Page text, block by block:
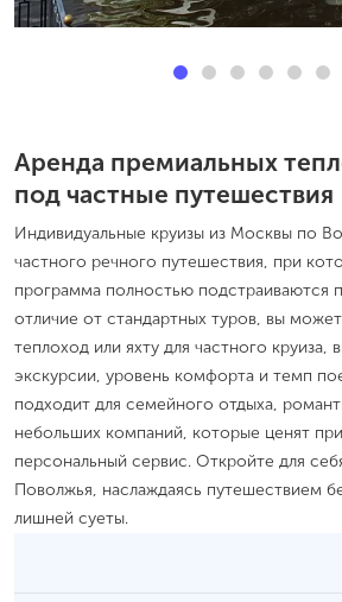
Аренда премиальных
под частные путешествия
Индивидуальные круизы из Москвы по
частного речного путешествия, при
программа полностью подстраиваются
отличие от стандартных туров, вы
теплоход или яхту для частного круиза,
экскурсии, уровень комфорта и темп
подходит для семейного отдыха,
небольших компаний, которые ценят
персональный сервис. Откройте для
Поволжья, наслаждаясь путешествием
лишней суеты.